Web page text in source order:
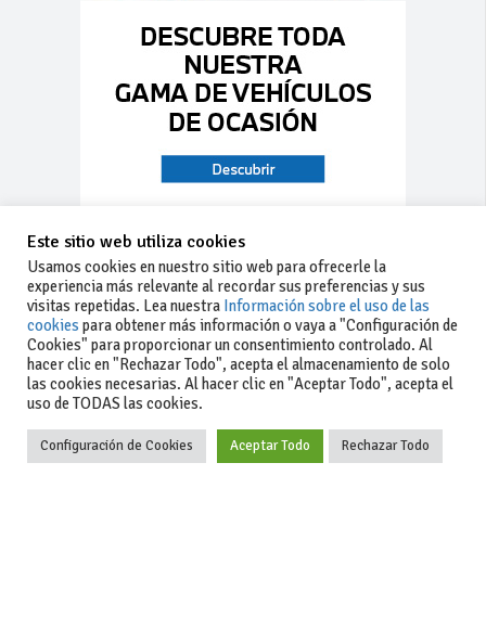
-Aviso legal
-Contacto
+34 627 35
Este sitio web utiliza cookies
Usamos cookies en nuestro sitio web para ofrecerle la
experiencia más relevante al recordar sus preferencias y sus
visitas repetidas. Lea nuestra Información sobre el uso de las
cookies para obtener más información o vaya a "Configuración de
Cookies" para proporcionar un consentimiento controlado. Al
hacer clic en "Rechazar Todo", acepta el almacenamiento de solo
las cookies necesarias. Al hacer clic en "Aceptar Todo", acepta el
uso de TODAS las cookies.
Configuración de Cookies Aceptar Todo Rechazar Todo